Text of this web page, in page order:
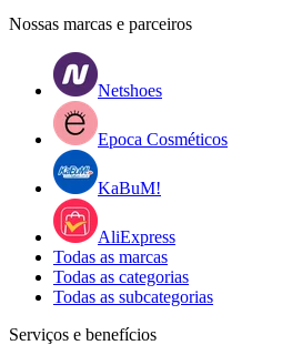
Nossas marcas e parceiros
Netshoes
Epoca Cosméticos
KaBuM!
AliExpress
Todas as marcas
Todas as categorias
Todas as subcategorias
Serviços e benefícios